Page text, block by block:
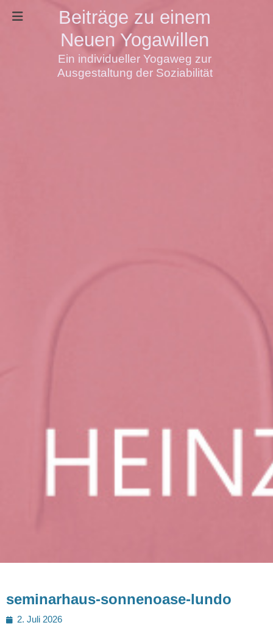
Beiträge zu einem
Neuen Yogawillen
Ein individueller Yogaweg zur
Ausgestaltung der Soziabilität
seminarhaus-sonnenoase-lundo
Posted
2. Juli 2026